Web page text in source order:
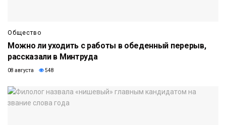
Общество
Можно ли уходить с работы в обеденный перерыв,
рассказали в Минтруда
08 августа 548